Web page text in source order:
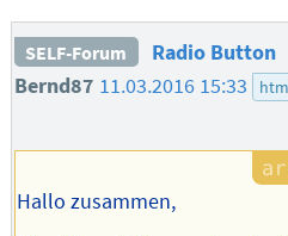
SELF-Forum
Radio Button
Bernd87 11.03.2016 15:33
Hallo zusammen,